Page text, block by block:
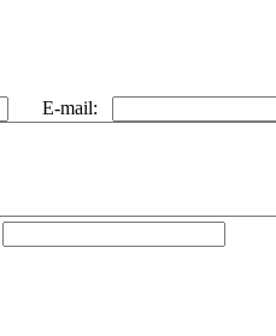
E-mail: